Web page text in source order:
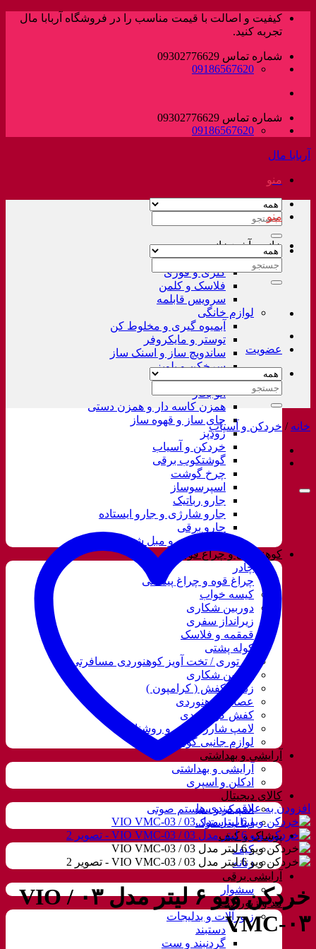
پرش
کیفیت و اصالت با قیمت مناسب را در فروشگاه آربابا مال
تجربه کنید.
شماره تماس 09302776629
09186567620
شماره تماس 09302776629
09186567620
آربابا مال
منو
جستجو
خانه و آشپزخانه
لوازم خانگی غیر برقی
کتری و قوری
فلاسک و کلمن
سرویس قابلمه
لوازم خانگی
آبمیوه گیری و مخلوط کن
توستر و مایکروفر
ساندویچ ساز و اسنک ساز
سرخکن و پلوپز
غذاساز
اتو بخار
همزن کاسه دار و همزن دستی
چای ساز و قهوه ساز
زودپز
خردکن و آسیاب
گوشتکوب برقی
چرخ گوشت
اسپرسوساز
جارو رباتیک
جارو شارژی و جارو ایستاده
جارو برقی
فرش شور و مبل شور
کوهنوردی و چراغ قوه
چادر
چراغ قوه و چراغ پیشانی
کیسه خواب
دوربین شکاری
زیرانداز سفری
قمقمه و فلاسک
کوله پشتی
ننو توری / تخت آویز کوهنوردی مسافرتی
دوربین شکاری
زنجیر کفش ( کرامپون )
عصای کوهنوردی
کفش کوهنوردی
لامپ شارژی، نور و روشنایی
لوازم جانبی کوهنوردی
آرایشی و بهداشتی
آرایشی و بهداشتی
ادکلن و اسپری
کالای دیجیتال
اسپیکر و سیستم صوتی
لپتاب استوک
پوشاک و کیف
کیف
زنانه
آرایشی برقی
سشوار
مد و زیورآلات
زیورآلات و بدلیجات
دستبند
گردنبند و ست
منو
جستجو
عضویت
جستجو
خانه / خردکن و آسیاب
افزودن به علاقه مندی ها
خردکن ویو ۶ لیتر مدل ۰۳ / VIO
VMC-۰۳